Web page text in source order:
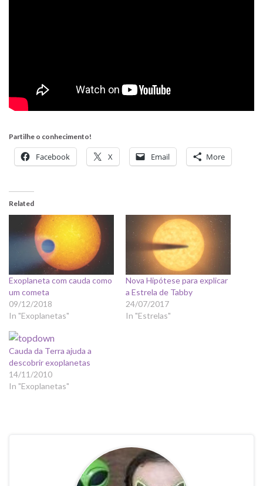
Partilhe o conhecimento!
Facebook X Email More
Related
Exoplaneta com cauda como
um cometa
09/12/2018
In "Exoplanetas"
Nova Hipótese para explicar
a Estrela de Tabby
24/07/2017
In "Estrelas"
Cauda da Terra ajuda a
descobrir exoplanetas
14/11/2010
In "Exoplanetas"